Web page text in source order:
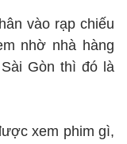
vào rạp chiếu
nhờ nhà hàng
Gòn thì đó là
xem phim gì,